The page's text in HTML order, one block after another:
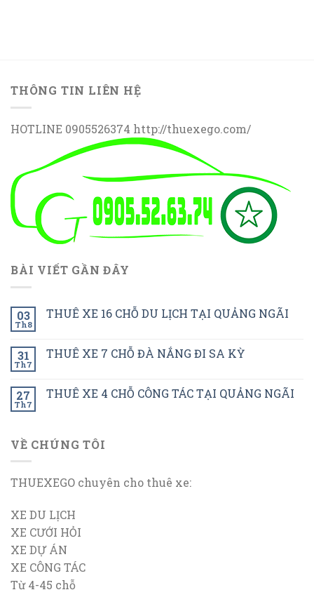
THÔNG TIN LIÊN HỆ
HOTLINE 0905526374 http://thuexego.com/
BÀI VIẾT GẦN ĐÂY
03
Th8
THUÊ XE 16 CHỖ DU LỊCH TẠI QUẢNG NGÃI
31
Th7
THUÊ XE 7 CHỖ ĐÀ NẮNG ĐI SA KỲ
27
Th7
THUÊ XE 4 CHỖ CÔNG TÁC TẠI QUẢNG NGÃI
VỀ CHÚNG TÔI
THUEXEGO chuyên cho thuê xe:
XE DU LỊCH
XE CƯỚI HỎI
XE DỰ ÁN
XE CÔNG TÁC
Từ 4-45 chỗ